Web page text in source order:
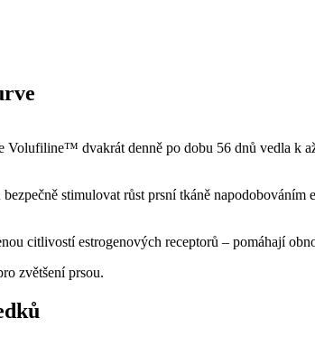
Volufiline™ dvakrát denně po dobu 56 dnů vedla k
stimulovat růst prsní tkáně napodobováním
citlivostí estrogenových receptorů – pomáhají
zvětšení prsou.